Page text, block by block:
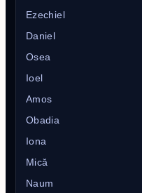
Ezechiel
Daniel
Osea
Ioel
Amos
Obadia
Iona
Mică
Naum